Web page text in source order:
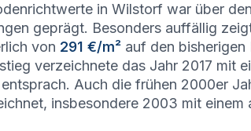
in Wilstorf war über
geprägt. Besonders auffällig
von 291 €/m² auf den
verzeichnete das Jahr 2017 mit
entsprach. Auch die frühen 2000er
insbesondere 2003 mit einem